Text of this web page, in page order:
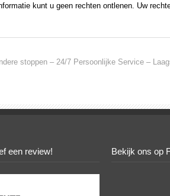
kunt u geen rechten ontlenen. Uw
stoppen – 24/7 Persoonlijke Service –
een review! Bekijk ons op